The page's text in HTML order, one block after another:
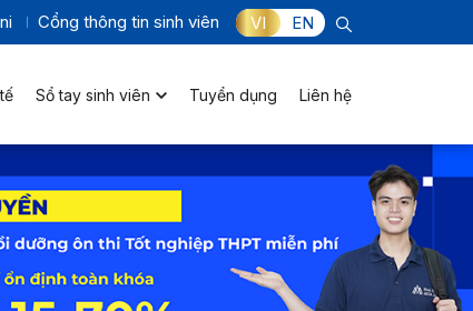
Cổng thông tin sinh viên VI EN
Sổ tay sinh viên Tuyển dụng Liên hệ